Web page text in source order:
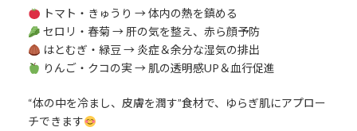
トマト・きゅうり → 体内の熱を鎮める
セロリ・春菊 → 肝の気を整え、赤ら顔予防
はとむぎ・緑豆 → 炎症＆余分な湿気の排出
りんご・クコの実 → 肌の透明感UP＆血行促進
“体の中を冷まし、皮膚を潤す”食材で、ゆらぎ肌にアプロー
チできます